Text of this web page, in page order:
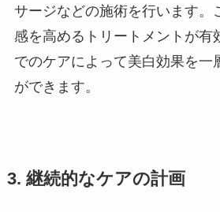
サージなどの施術を行います。
感を高めるトリートメントが有
でのケアによって美白効果を一
ができます。
3. 継続的なケアの計画